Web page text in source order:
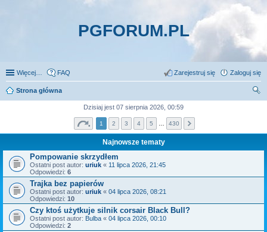
PGFORUM.PL
Więcej… FAQ Zaloguj się
Zarejestruj się
Strona główna
Dzisiaj jest 07 sierpnia 2026, 00:59
1 2 3 4 5 430
Najnowsze tematy
Pompowanie skrzydłem
Ostatni post autor: uriuk « 11 lipca 2026, 21:45
Odpowiedzi: 6
Trajka bez papierów
Ostatni post autor: uriuk « 04 lipca 2026, 08:21
Odpowiedzi: 10
Czy ktoś użytkuje silnik corsair Black Bull?
Ostatni post autor: Bulba « 04 lipca 2026, 00:10
Odpowiedzi: 2